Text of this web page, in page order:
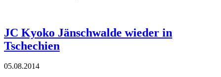
JC Kyoko Jänschwalde wieder in
Tschechien
05.08.2014